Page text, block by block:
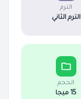
الترم
الترم الثاني
الحجم
15 ميجا